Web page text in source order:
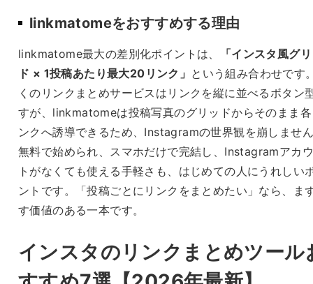
linkmatomeをおすすめする理由
linkmatome最大の差別化ポイントは、
「インスタ風グ
ド × 1投稿あたり最大20リンク」 という組み合わせです
くのリンクまとめサービスはリンクを縦に並べるボタン
すが、linkmatomeは投稿写真のグリッドからそのまま
ンクへ誘導できるため、Instagramの世界観を崩しませ
無料で始められ、スマホだけで完結し、Instagramアカ
トがなくても使える手軽さも、はじめての人にうれしい
ントです。「投稿ごとにリンクをまとめたい」なら、ま
す価値のある一本です。
インスタのリンクまとめツール